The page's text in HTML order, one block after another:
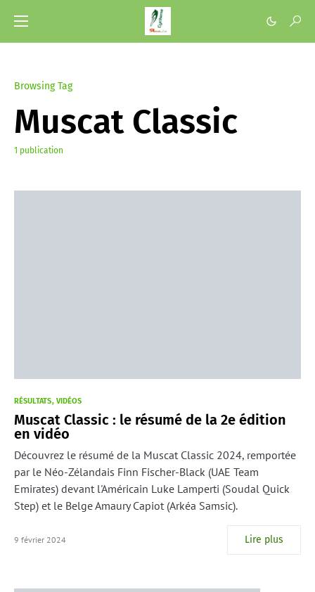
Browsing Tag
Muscat Classic
1 publication
RÉSULTATS VIDÉOS
Muscat Classic : le résumé de la 2e édition
en vidéo
Découvrez le résumé de la Muscat Classic 2024, remportée
par le Néo-Zélandais Finn Fischer-Black (UAE Team
Emirates) devant l'Américain Luke Lamperti (Soudal Quick
Step) et le Belge Amaury Capiot (Arkéa Samsic).
9 février 2024 Lire plus